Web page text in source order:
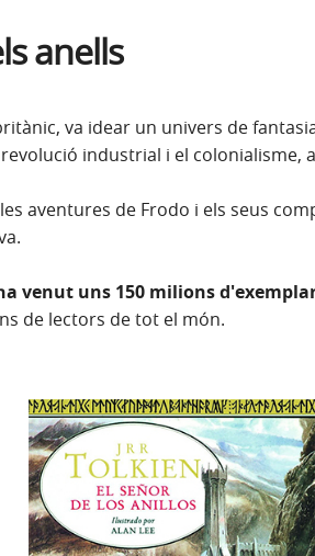
anells
va idear un univers de
industrial i el colonialisme,
aventures de Frodo i els seus
venut uns 150 milions
de lectors de tot el món.